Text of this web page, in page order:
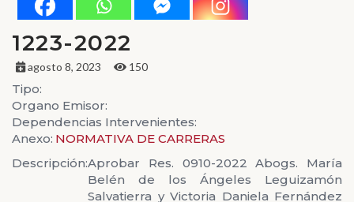
1223-2022
agosto 8, 2023 150
Tipo:
Organo Emisor:
Dependencias Intervenientes:
Anexo: NORMATIVA DE CARRERAS
Descripción:Aprobar Res. 0910-2022 Abogs. María
Belén de los Ángeles Leguizamón
Salvatierra y Victoria Daniela Fernández